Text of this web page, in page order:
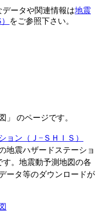
ータや関連情報は地震
をご参照下さい。
」 のページです。
ョン（Ｊ−ＳＨＩＳ）
地震ハザードステーショ
す。地震動予測地図の各
ータ等のダウンロードが